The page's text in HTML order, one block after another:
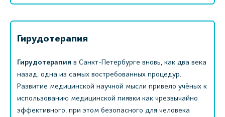
Гирудотерапия
Гирудотерапия в Санкт-Петербурге вновь, как два века
назад, одна из самых востребованных процедур.
Развитие медицинской научной мысли привело учёных к
использованию медицинской пиявки как чрезвычайно
эффективного, при этом безопасного для человека